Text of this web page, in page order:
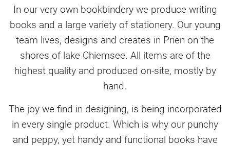
In our very own bookbindery we produce writing
books and a large variety of stationery. Our young
team lives, designs and creates in Prien on the
shores of lake Chiemsee. All items are of the
highest quality and produced on-site, mostly by
hand.
The joy we find in designing, is being incorporated
in every single product. Which is why our punchy
and peppy, yet handy and functional books have